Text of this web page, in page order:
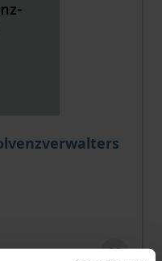
sich nach der